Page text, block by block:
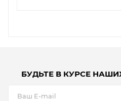
БУДЬТЕ В КУРСЕ